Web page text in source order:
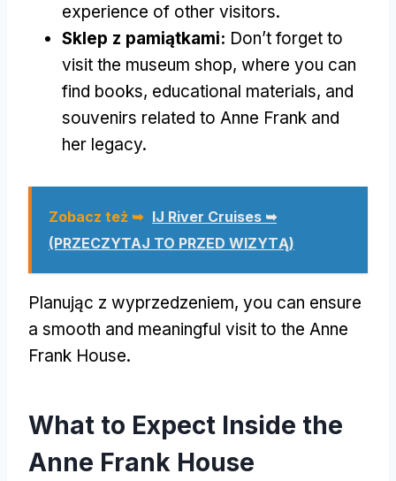
experience of other visitors.
Sklep z pamiątkami: Don’t forget to
visit the museum shop, where you can
find books, educational materials, and
souvenirs related to Anne Frank and
her legacy.
Zobacz też ➥ IJ River Cruises ➥
(PRZECZYTAJ TO PRZED WIZYTĄ)
Planując z wyprzedzeniem, you can ensure
a smooth and meaningful visit to the Anne
Frank House.
What to Expect Inside the
Anne Frank House